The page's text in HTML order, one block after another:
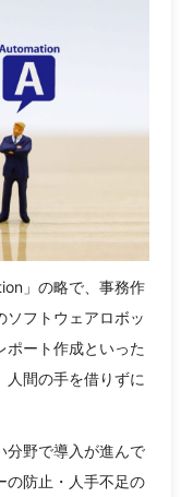
」の略で、事務作
ソフトウェアロボッ
ポート作成といった
人間の手を借りずに
分野で導入が進んで
の防止・人手不足の